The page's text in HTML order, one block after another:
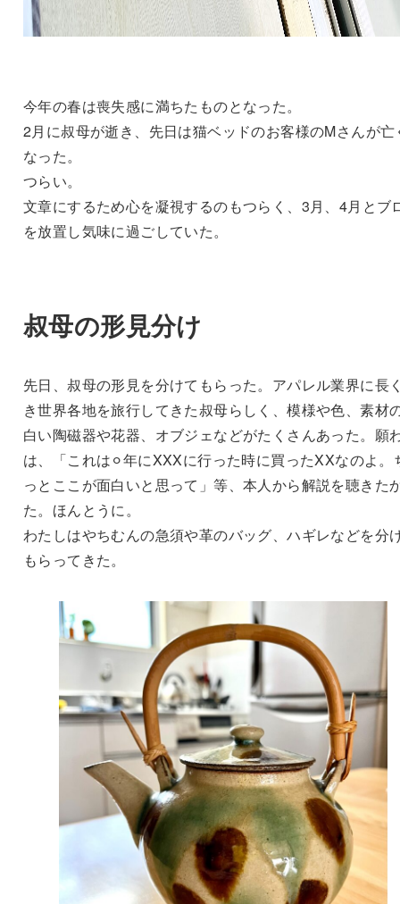
今年の春は喪失感に満ちたものとなった。
2月に叔母が逝き、先日は猫ベッドのお客様のMさんが亡
なった。
つらい。
文章にするため心を凝視するのもつらく、3月、4月とブ
を放置し気味に過ごしていた。
叔母の形見分け
先日、叔母の形見を分けてもらった。アパレル業界に長
き世界各地を旅行してきた叔母らしく、模様や色、素材
白い陶磁器や花器、オブジェなどがたくさんあった。願
は、「これは⚪︎年にXXXに行った時に買ったXXなのよ。
っとここが面白いと思って」等、本人から解説を聴きた
た。ほんとうに。
わたしはやちむんの急須や革のバッグ、ハギレなどを分
もらってきた。